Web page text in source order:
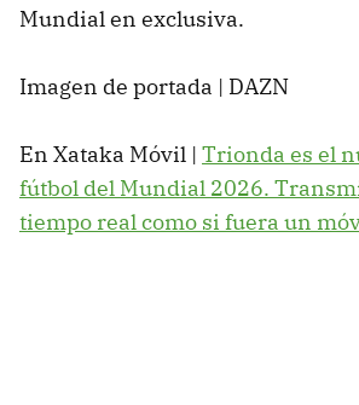
Mundial en exclusiva.
Imagen de portada | DAZN
En Xataka Móvil | Trionda es el
fútbol del Mundial 2026.
tiempo real como si fuera un